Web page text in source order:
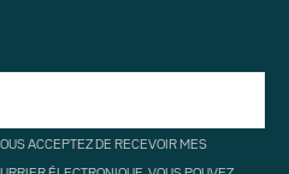
ACCEPTEZ DE RECEVOIR MES